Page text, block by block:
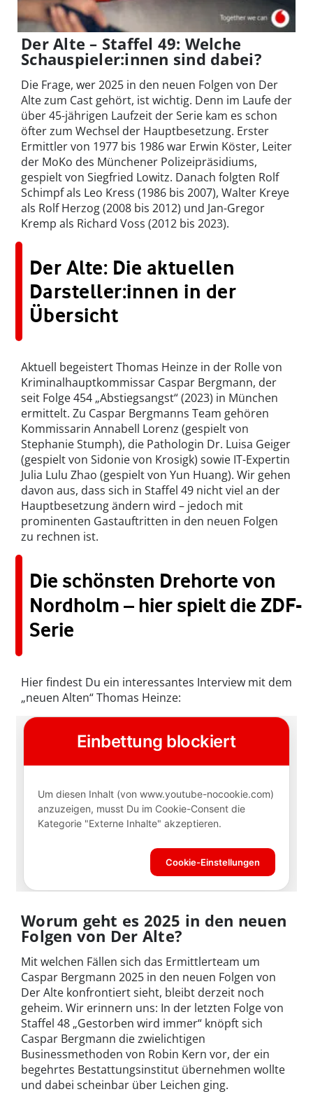
Der Alte – Staffel 49: Welche
Schauspieler:innen sind dabei?
Die Frage, wer 2025 in den neuen Folgen von Der
Alte zum Cast gehört, ist wichtig. Denn im Laufe der
über 45-jährigen Laufzeit der Serie kam es schon
öfter zum Wechsel der Hauptbesetzung. Erster
Ermittler von 1977 bis 1986 war Erwin Köster, Leiter
der MoKo des Münchener Polizeipräsidiums,
gespielt von Siegfried Lowitz. Danach folgten Rolf
Schimpf als Leo Kress (1986 bis 2007), Walter Kreye
als Rolf Herzog (2008 bis 2012) und Jan-Gregor
Kremp als Richard Voss (2012 bis 2023).
Der Alte: Die aktuellen
Darsteller:innen in der
Übersicht
Aktuell begeistert Thomas Heinze in der Rolle von
Kriminalhauptkommissar Caspar Bergmann, der
seit Folge 454 „Abstiegsangst“ (2023) in München
ermittelt. Zu Caspar Bergmanns Team gehören
Kommissarin Annabell Lorenz (gespielt von
Stephanie Stumph), die Pathologin Dr. Luisa Geiger
(gespielt von Sidonie von Krosigk) sowie IT-Expertin
Julia Lulu Zhao (gespielt von Yun Huang). Wir gehen
davon aus, dass sich in Staffel 49 nicht viel an der
Hauptbesetzung ändern wird – jedoch mit
prominenten Gastauftritten in den neuen Folgen
zu rechnen ist.
Die schönsten Drehorte von
Nordholm – hier spielt die ZDF-
Serie
Hier findest Du ein interessantes Interview mit dem
„neuen Alten“ Thomas Heinze:
Worum geht es 2025 in den neuen
Folgen von Der Alte?
Mit welchen Fällen sich das Ermittlerteam um
Caspar Bergmann 2025 in den neuen Folgen von
Der Alte konfrontiert sieht, bleibt derzeit noch
geheim. Wir erinnern uns: In der letzten Folge von
Staffel 48 „Gestorben wird immer“ knöpft sich
Caspar Bergmann die zwielichtigen
Businessmethoden von Robin Kern vor, der ein
begehrtes Bestattungsinstitut übernehmen wollte
und dabei scheinbar über Leichen ging.